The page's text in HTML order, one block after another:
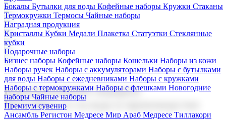
Бокалы Бутылки для воды Кофейные наборы Кружки Стаканы
Термокружки Термосы Чайные наборы
Наградная продукция
Kристаллы Кубки Медали Плакетка Статуэтки Стеклянные
кубки
Подарочные наборы
Бизнес наборы Кофейные наборы Кошельки Наборы из кожи
Наборы ручек Наборы с аккумуляторами Наборы с бутылками
для воды Наборы с ежедневниками Наборы с кружками
Наборы с термокружками Наборы с флешками Новогодние
наборы Чайные наборы
Премиум сувенир
Ансамбль Регистон Медресе Мир Араб Медресе Тиллакори
Корпоративные подарки
Поставка со склада и производство